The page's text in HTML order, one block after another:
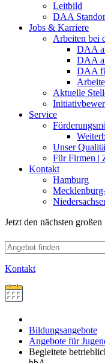
Leitbild
DAA
Jobs & Karriere
Arbeiten bei
DAA
DAA
DAA
Aktuelle
Service
Unser
Für Firmen |
Kontakt
Hamburg
Jetzt den nächsten
Kontakt
Bildungsangebote
Angebote für
Begleitete